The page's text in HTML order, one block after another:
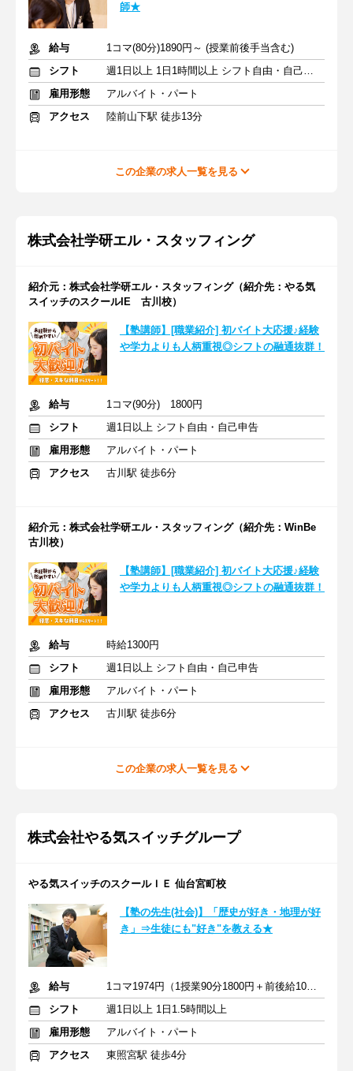
師★
給与
1コマ(80分)1890円～ (授業前後手当含む)
シフト
週1日以上 1日1時間以上 シフト自由・自己申告
雇用形態
アルバイト・パート
アクセス
陸前山下駅 徒歩13分
この企業の求人一覧を見る
株式会社学研エル・スタッフィング
紹介元：株式会社学研エル・スタッフィング（紹介先：やる気
スイッチのスクールIE 古川校）
【塾講師】[職業紹介] 初バイト大応援♪経験
や学力よりも人柄重視◎シフトの融通抜群！
給与
1コマ(90分) 1800円
シフト
週1日以上 シフト自由・自己申告
雇用形態
アルバイト・パート
アクセス
古川駅 徒歩6分
紹介元：株式会社学研エル・スタッフィング（紹介先：WinBe
古川校）
【塾講師】[職業紹介] 初バイト大応援♪経験
や学力よりも人柄重視◎シフトの融通抜群！
給与
時給1300円
シフト
週1日以上 シフト自由・自己申告
雇用形態
アルバイト・パート
アクセス
古川駅 徒歩6分
この企業の求人一覧を見る
株式会社やる気スイッチグループ
やる気スイッチのスクールＩＥ 仙台宮町校
【塾の先生(社会)】「歴史が好き・地理が好
き」⇒生徒にも"好き"を教える★
給与
1コマ1974円（1授業90分1800円＋前後給10分174円）
シフト
週1日以上 1日1.5時間以上
雇用形態
アルバイト・パート
アクセス
東照宮駅 徒歩4分